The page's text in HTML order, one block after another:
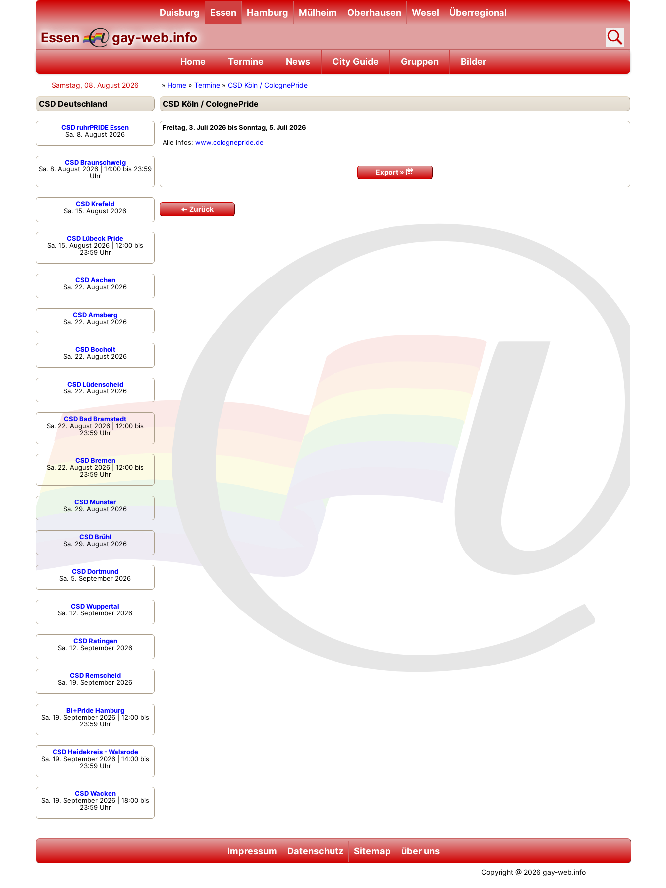
Duisburg Essen Hamburg Mülheim Oberhausen Wesel Überregional
Essen gay-web.info
Home Termine News City Guide Gruppen Bilder
Samstag, 08. August 2026
CSD Deutschland
CSD ruhrPRIDE Essen
Sa. 8. August 2026
CSD Braunschweig
Sa. 8. August 2026 | 14:00 bis 23:59
Uhr
CSD Krefeld
Sa. 15. August 2026
CSD Lübeck Pride
Sa. 15. August 2026 | 12:00 bis
23:59 Uhr
CSD Aachen
Sa. 22. August 2026
CSD Arnsberg
Sa. 22. August 2026
CSD Bocholt
Sa. 22. August 2026
CSD Lüdenscheid
Sa. 22. August 2026
CSD Bad Bramstedt
Sa. 22. August 2026 | 12:00 bis
23:59 Uhr
CSD Bremen
Sa. 22. August 2026 | 12:00 bis
23:59 Uhr
CSD Münster
Sa. 29. August 2026
CSD Brühl
Sa. 29. August 2026
CSD Dortmund
Sa. 5. September 2026
CSD Wuppertal
Sa. 12. September 2026
CSD Ratingen
Sa. 12. September 2026
CSD Remscheid
Sa. 19. September 2026
Bi+Pride Hamburg
Sa. 19. September 2026 | 12:00 bis
23:59 Uhr
CSD Heidekreis - Walsrode
Sa. 19. September 2026 | 14:00 bis
23:59 Uhr
CSD Wacken
Sa. 19. September 2026 | 18:00 bis
23:59 Uhr
» Home » Termine » CSD Köln / ColognePride
CSD Köln / ColognePride
Freitag, 3. Juli 2026 bis Sonntag, 5. Juli 2026
Alle Infos: www.colognepride.de
Export »
Zurück
Impressum Datenschutz Sitemap über uns
Copyright @ 2026 gay-web.info